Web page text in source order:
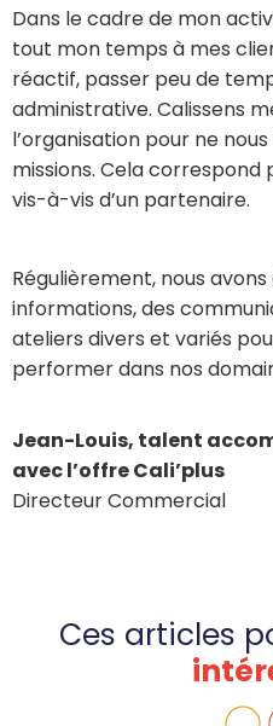
Dans le cadre de mon
tout mon temps à mes
réactif, passer peu de
administrative. Calissens
l’organisation pour ne
missions. Cela
vis-à-vis d’un partenaire.
Régulièrement, nous
informations, des
ateliers divers et variés
performer dans nos
Jean-Louis, talent
avec l’offre Cali’plus
Directeur Commercial
Ces articles